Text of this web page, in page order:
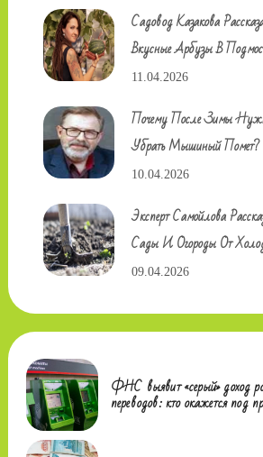
Садовод Казакова
Вкусные Арбузы В
11.04.2026
Почему После Зимы
Убрать Мышиный Помет?
10.04.2026
Эксперт Самойлова
Сады И Огороды От
09.04.2026
ФНС выявит «серый» доход
переводов: кто окажется под